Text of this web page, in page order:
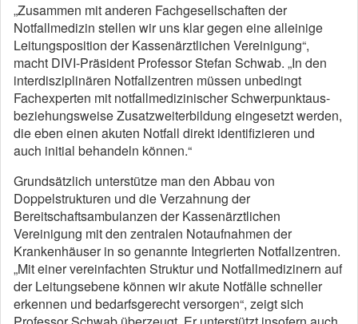
„Zusammen mit anderen Fachgesellschaften der
Notfallmedizin stellen wir uns klar gegen eine alleinige
Leitungsposition der Kassenärztlichen Vereinigung“,
macht DIVI-Präsident Professor Stefan Schwab. „In den
interdisziplinären Notfallzentren müssen unbedingt
Fachexperten mit notfallmedizinischer Schwerpunktaus-
beziehungsweise Zusatzweiterbildung eingesetzt werden,
die eben einen akuten Notfall direkt identifizieren und
auch initial behandeln können.“
Grundsätzlich unterstütze man den Abbau von
Doppelstrukturen und die Verzahnung der
Bereitschaftsambulanzen der Kassenärztlichen
Vereinigung mit den zentralen Notaufnahmen der
Krankenhäuser in so genannte Integrierten Notfallzentren.
„Mit einer vereinfachten Struktur und Notfallmedizinern auf
der Leitungsebene können wir akute Notfälle schneller
erkennen und bedarfsgerecht versorgen“, zeigt sich